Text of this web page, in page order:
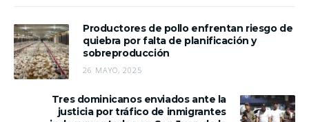
Productores de pollo enfrentan riesgo de
quiebra por falta de planificación y
sobreproducción
26 MAYO, 2025
Tres dominicanos enviados ante la
justicia por tráfico de inmigrantes